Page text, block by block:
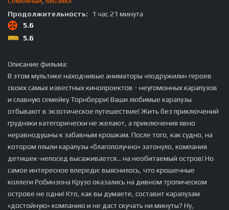
Продолжительность:
1 час 21 минута
5.6
5.6
Описание фильма:
В этом мультике находчивые аниматоры «подружили» героев
своих самых известных кинопроектов - неугомонных карапузов
и славную семейку Торнберри! Ваши любимые карапузы
отбывают в экзотическое путешествие! Жить без приключений
грудняки категорически не желают, а приключения явно
неравнодушны к забавным крошкам. После того, как судно, на
котором плыли карапузы «благополучно» затонуло, компания
детишек-непосед высаживается... на необитаемый остров! Но
самое интересное впереди: выяснилось, что крошечные
коллеги Робинзона Крузо оказались на дивном тропическом
острове не одни! Кто, как вы думаете, составит карапузам
«достойную» компанию и не даст скучать ни минуты? Ну,